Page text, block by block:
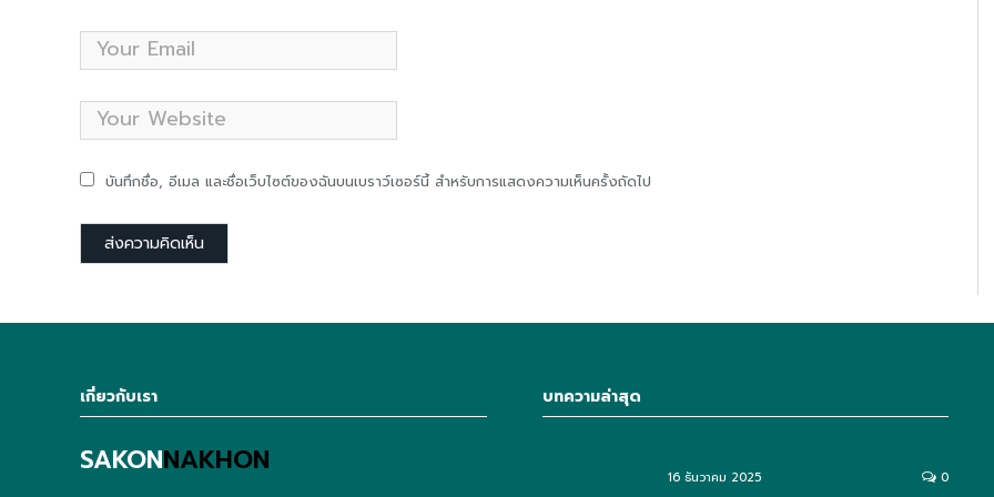
บันทึกชื่อ, อีเมล และชื่อเว็บไซต์ของฉันบนเบราว์เซอร์นี้ สำหรับการแสดงความเห็นครั้งถัดไป
เกี่ยวกับเรา
SAKONNAKHON
บทความล่าสุด
16 ธันวาคม 2025 0